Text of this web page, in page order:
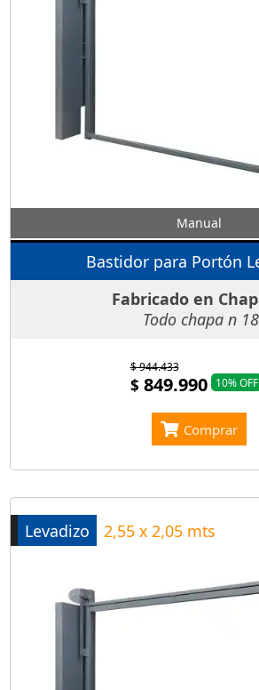
Manual
Bastidor para Portón
Fabricado en
Todo chapa n 18
$ 849.990
$ 944.433
10% OFF
Comprar
Levadizo 2,55 x 2,05 mts